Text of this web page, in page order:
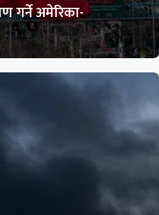
गर्ने अमेरिका-